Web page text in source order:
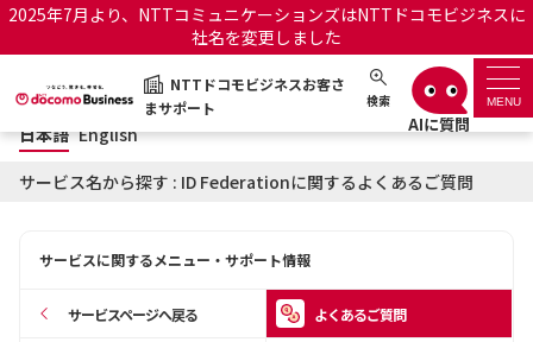
2025年7月より、NTTコミュニケーションズはNTTドコモビジネスに
社名を変更しました
NTTドコモビジネスお客さ
まサポート
検索 MENU
NTTドコモビジネスお客さまサポート 日本語 English
サポートトップ
日本語 English
サービス名から探す : ID Federationに関するよくあるご質問
サービスに関するメニュー・サポート情報
サービスページへ戻る よくあるご質問